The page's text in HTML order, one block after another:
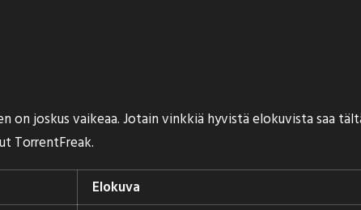
on joskus vaikeaa. Jotain vinkkiä hyvistä elokuvista saa
TorrentFreak.
Elokuva